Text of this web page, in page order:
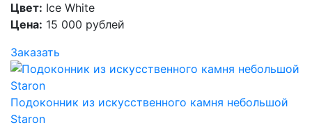
Цвет: Ice White
Цена: 15 000 рублей
Заказать
Подоконник из искусственного камня небольшой
Staron